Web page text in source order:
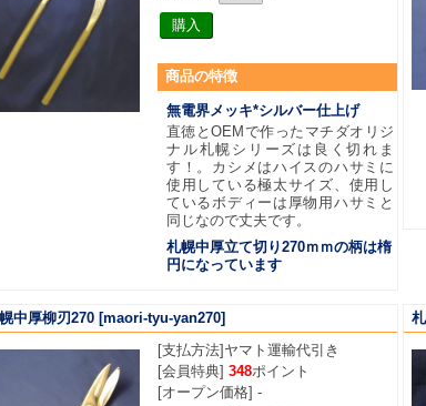
商品の特徴
無電界メッキ*シルバー仕上げ
直徳とOEMで作ったマチダオリジ
ナル札幌シリーズは良く切れま
す！。カシメはハイスのハサミに
使用している極太サイズ、使用し
ているボディーは厚物用ハサミと
同じなので丈夫です。
札幌中厚立て切り270ｍｍの柄は楕
円になっています
中厚柳刃270 [maori-tyu-yan270]
[支払方法] ヤマト運輸代引き
[会員特典] 348ポイント
[オープン価格] -